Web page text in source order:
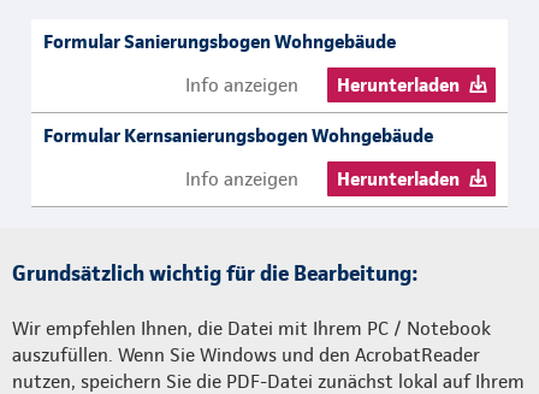
Formular Sanierungsbogen Wohngebäude
Info anzeigen
Herunterladen
Formular Kernsanierungsbogen Wohngebäude
Info anzeigen
Herunterladen
Grundsätzlich wichtig für die Bearbeitung:
Wir empfehlen Ihnen, die Datei mit Ihrem PC / Notebook
auszufüllen. Wenn Sie Windows und den AcrobatReader
nutzen, speichern Sie die PDF-Datei zunächst lokal auf Ihrem